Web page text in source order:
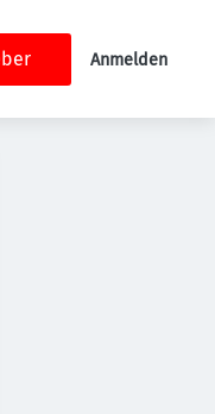
Anmelden